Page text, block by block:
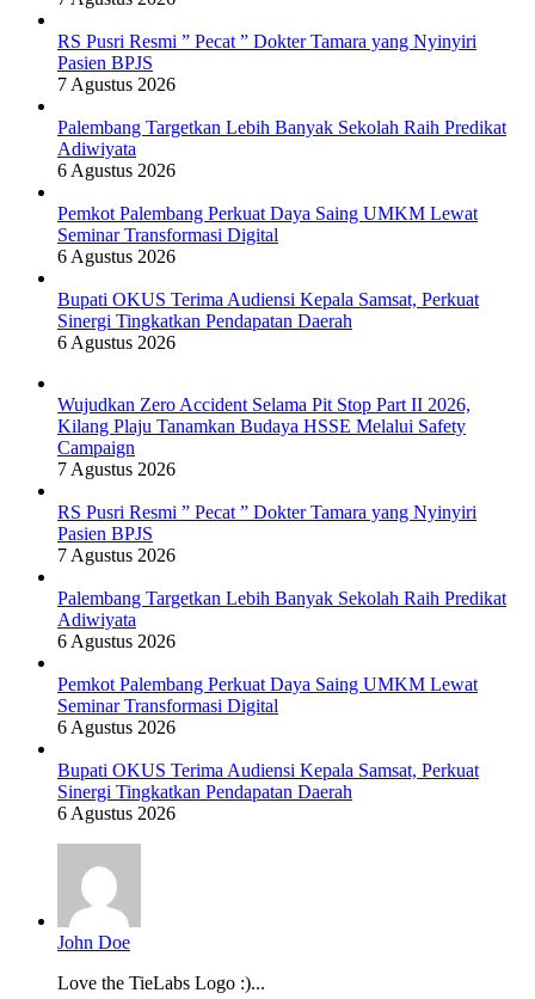
RS Pusri Resmi ” Pecat ” Dokter Tamara yang Nyinyiri
Pasien BPJS
7 Agustus 2026
Palembang Targetkan Lebih Banyak Sekolah Raih Predikat
Adiwiyata
6 Agustus 2026
Pemkot Palembang Perkuat Daya Saing UMKM Lewat
Seminar Transformasi Digital
6 Agustus 2026
Bupati OKUS Terima Audiensi Kepala Samsat, Perkuat
Sinergi Tingkatkan Pendapatan Daerah
6 Agustus 2026
Wujudkan Zero Accident Selama Pit Stop Part II 2026,
Kilang Plaju Tanamkan Budaya HSSE Melalui Safety
Campaign
7 Agustus 2026
RS Pusri Resmi ” Pecat ” Dokter Tamara yang Nyinyiri
Pasien BPJS
7 Agustus 2026
Palembang Targetkan Lebih Banyak Sekolah Raih Predikat
Adiwiyata
6 Agustus 2026
Pemkot Palembang Perkuat Daya Saing UMKM Lewat
Seminar Transformasi Digital
6 Agustus 2026
Bupati OKUS Terima Audiensi Kepala Samsat, Perkuat
Sinergi Tingkatkan Pendapatan Daerah
6 Agustus 2026
John Doe
Love the TieLabs Logo :)...